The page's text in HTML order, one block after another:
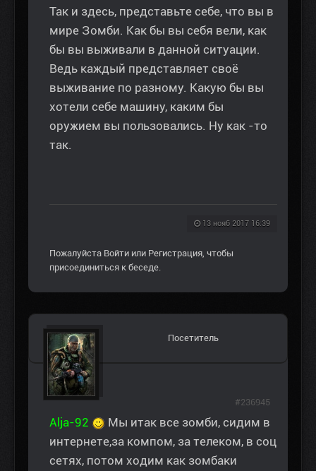
Так и здесь, представьте себе, что вы в
мире Зомби. Как бы вы себя вели, как
бы вы выживали в данной ситуации.
Ведь каждый представляет своё
выживание по разному. Какую бы вы
хотели себе машину, каким бы
оружием вы пользовались. Ну как -то
так.
13 нояб 2017 16:39
Пожалуйста Войти или Регистрация , чтобы
присоединиться к беседе.
Посетитель
Alja-92
Мы итак все зомби, сидим в
интернете,за компом, за телеком, в соц
сетях, потом ходим как зомбаки
#236945